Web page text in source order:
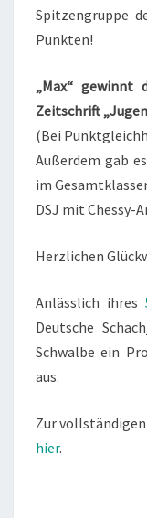
Spitzengruppe
Punkten!
„Max“ gewinnt
Zeitschrift
(Bei
Außerdem gab
im
DSJ mit Chessy-
Herzlichen
Anlässlich ihres
Deutsche
Schwalbe ein
aus.
Zur
hier.